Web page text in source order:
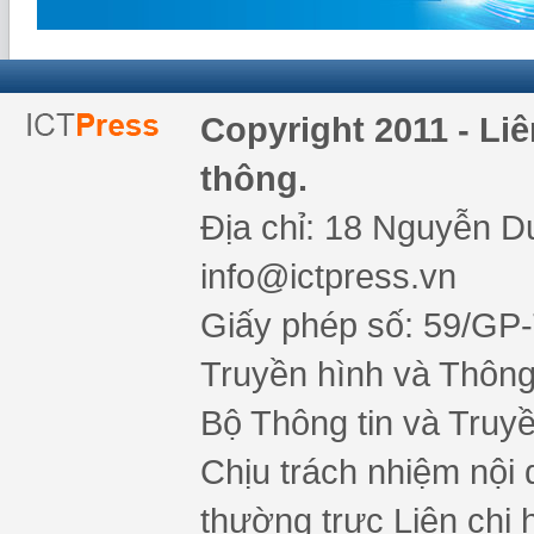
Copyright 2011 -
thông.
Địa chỉ: 18 Nguyễn
info@ictpress.vn
Giấy phép số: 59/
Truyền hình và
Bộ Thông tin và
Chịu trách nhiệm nội
thường trực Liên chi